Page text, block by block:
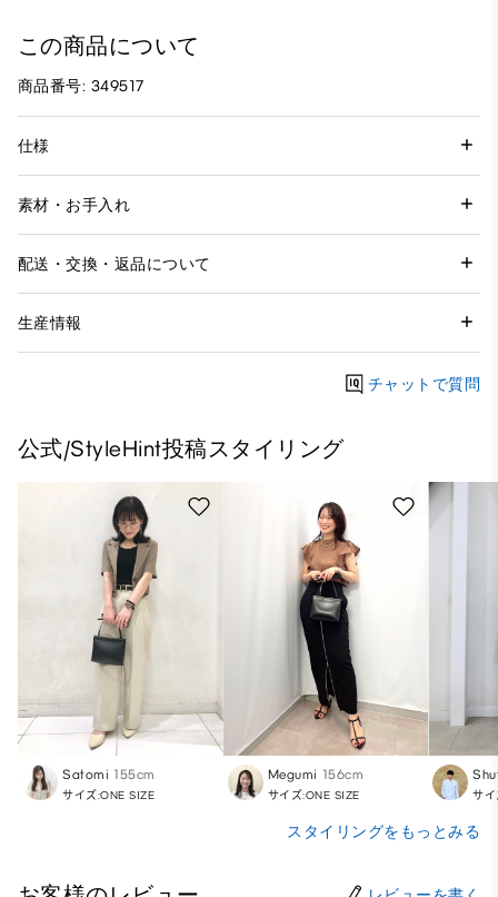
この商品について
商品番号: 349517
仕様
素材・お手入れ
配送・交換・返品について
生産情報
チャットで質問
公式/StyleHint投稿スタイリング
Satomi 155cm
サイズ:ONE SIZE
Megumi 156cm
サイズ:ONE SIZE サ
スタイリングをもっとみる